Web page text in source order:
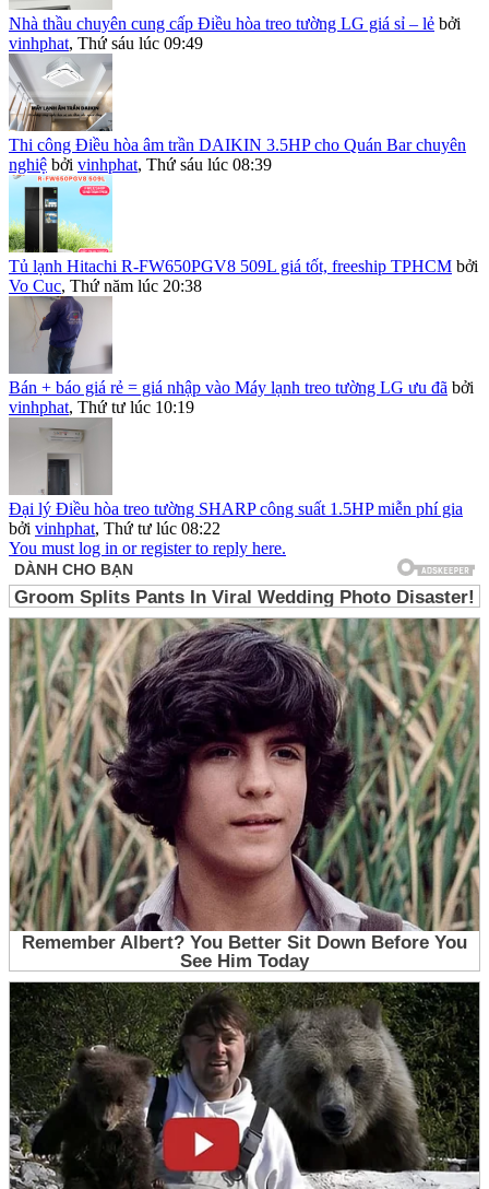
Nhà thầu chuyên cung cấp Điều hòa treo tường LG giá sỉ – lẻ bởi
vinhphat, Thứ sáu lúc 09:49
Thi công Điều hòa âm trần DAIKIN 3.5HP cho Quán Bar chuyên
nghiệ bởi vinhphat, Thứ sáu lúc 08:39
Tủ lạnh Hitachi R-FW650PGV8 509L giá tốt, freeship TPHCM bởi
Vo Cuc, Thứ năm lúc 20:38
Bán + báo giá rẻ = giá nhập vào Máy lạnh treo tường LG ưu đã bởi
vinhphat, Thứ tư lúc 10:19
Đại lý Điều hòa treo tường SHARP công suất 1.5HP miễn phí gia
bởi vinhphat, Thứ tư lúc 08:22
You must log in or register to reply here.